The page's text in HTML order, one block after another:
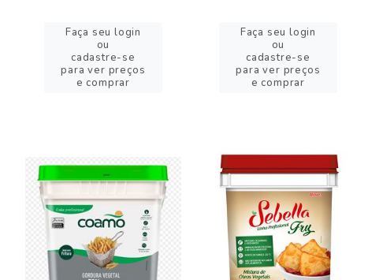
Faça seu login
ou
cadastre-se
para ver preços
e comprar
Faça seu login
ou
cadastre-se
para ver preços
e comprar